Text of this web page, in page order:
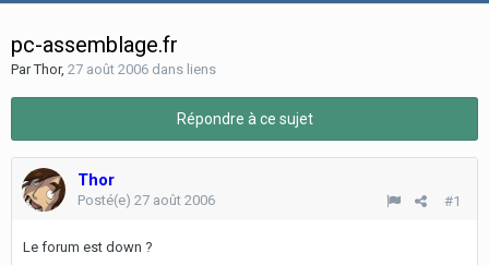
pc-assemblage.fr
ParThor, 27 août 2006 dans liens
Répondre à ce sujet
Thor
#1
Posté(e) 27 août 2006
Le forum est down ?